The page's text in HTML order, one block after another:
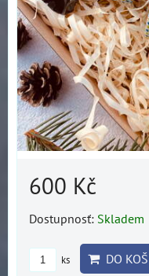
600 Kč
Dostupnosť: Skladem
ks DO